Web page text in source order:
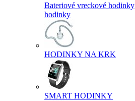
Bateriové vreckové hodinky
hodinky
HODINKY NA KRK
SMART HODINKY